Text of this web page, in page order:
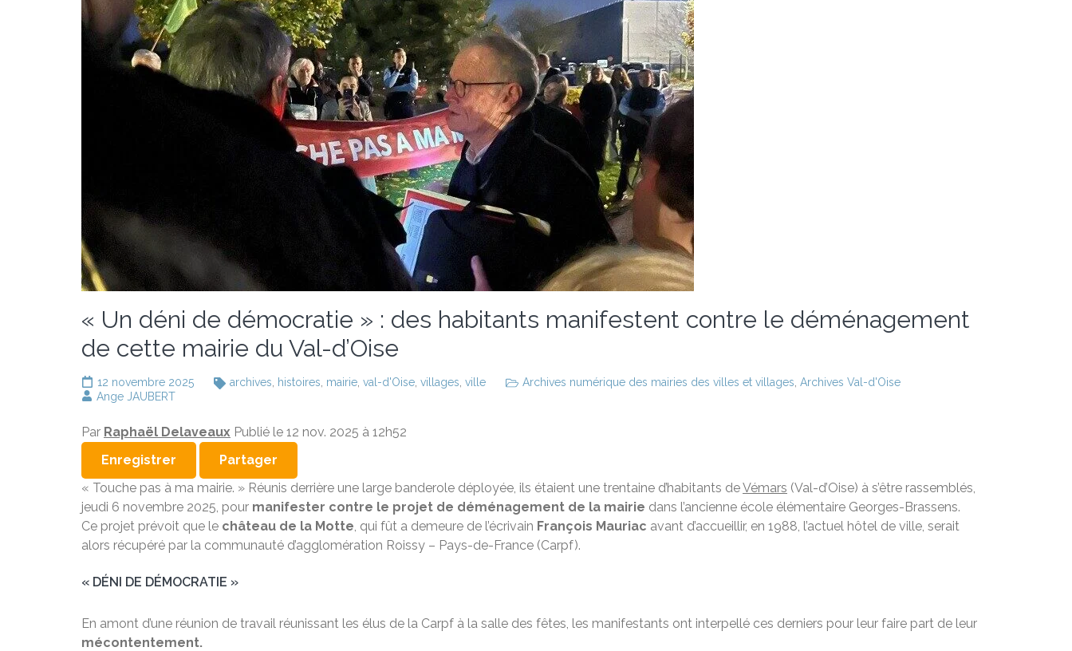
« Un déni de démocratie » : des habitants manifestent contre le déménagement
de cette mairie du Val-d’Oise
12 novembre 2025 archives histoires mairie val-d'Oise villages ville Archives numérique des mairies des villes et villages Archives Val-d'Oise
Ange JAUBERT
Par Raphaël Delaveaux Publié le 12 nov. 2025 à 12h52
Enregistrer
Partager
« Touche pas à ma mairie. » Réunis derrière une large banderole déployée, ils étaient une trentaine d’habitants deVémars (Val-d’Oise) à s’être rassemblés,
jeudi 6 novembre 2025, pour manifester contre le projet de déménagement de la mairie dans l’ancienne école élémentaire Georges-Brassens.
Ce projet prévoit que le château de la Motte, qui fût a demeure de l’écrivain François Mauriac avant d’accueillir, en 1988, l’actuel hôtel de ville, serait
alors récupéré par la communauté d’agglomération Roissy – Pays-de-France (Carpf).
« DÉNI DE DÉMOCRATIE »
En amont d’une réunion de travail réunissant les élus de la Carpf à la salle des fêtes, les manifestants ont interpellé ces derniers pour leur faire part de leur
mécontentement.